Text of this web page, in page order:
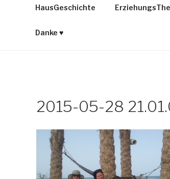
HausGeschichte
Danke ♥
2015-05-28